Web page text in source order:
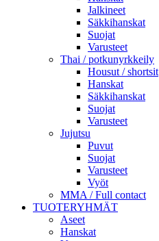
Jalkineet
Säkkihanskat
Suojat
Varusteet
Thai / potkunyrkkeily
Housut / shortsit
Hanskat
Säkkihanskat
Suojat
Varusteet
Jujutsu
Puvut
Suojat
Varusteet
Vyöt
MMA / Full contact
TUOTERYHMÄT
Aseet
Hanskat